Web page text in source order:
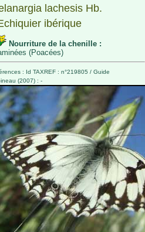
lachesis Hb.
ibérique
Nourriture de la chenille :
(Poacées)
: Id TAXREF : n°219805 / Guide
(2007) : -